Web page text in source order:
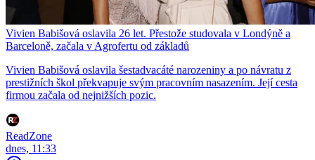
Vivien Babišová oslavila 26 let. Přestože studovala v Londýně a
Barceloně, začala v Agrofertu od základů
Vivien Babišová oslavila šestadvacáté narozeniny a po návratu z
prestižních škol překvapuje svým pracovním nasazením. Její cesta
firmou začala od nejnižších pozic.
ReadZone
dnes, 11:33